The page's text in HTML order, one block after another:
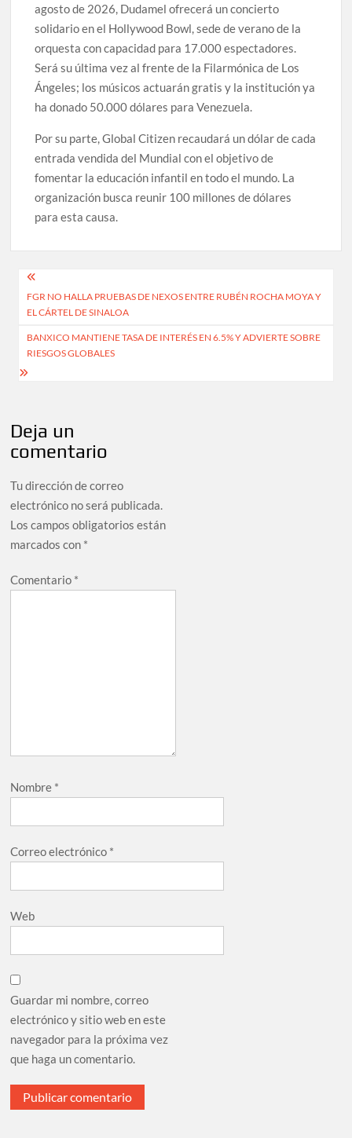
agosto de 2026, Dudamel ofrecerá un concierto
solidario en el Hollywood Bowl, sede de verano de la
orquesta con capacidad para 17.000 espectadores.
Será su última vez al frente de la Filarmónica de Los
Ángeles; los músicos actuarán gratis y la institución ya
ha donado 50.000 dólares para Venezuela.
Por su parte, Global Citizen recaudará un dólar de cada
entrada vendida del Mundial con el objetivo de
fomentar la educación infantil en todo el mundo. La
organización busca reunir 100 millones de dólares
para esta causa.
Navegación
de
entradas
FGR NO HALLA PRUEBAS DE NEXOS ENTRE RUBÉN ROCHA MOYA Y
EL CÁRTEL DE SINALOA
BANXICO MANTIENE TASA DE INTERÉS EN 6.5% Y ADVIERTE SOBRE
RIESGOS GLOBALES
Deja un
comentario
Tu dirección de correo
electrónico no será publicada.
Los campos obligatorios están
marcados con *
Comentario *
Nombre *
Correo electrónico *
Web
Guardar mi nombre, correo
electrónico y sitio web en este
navegador para la próxima vez
que haga un comentario.